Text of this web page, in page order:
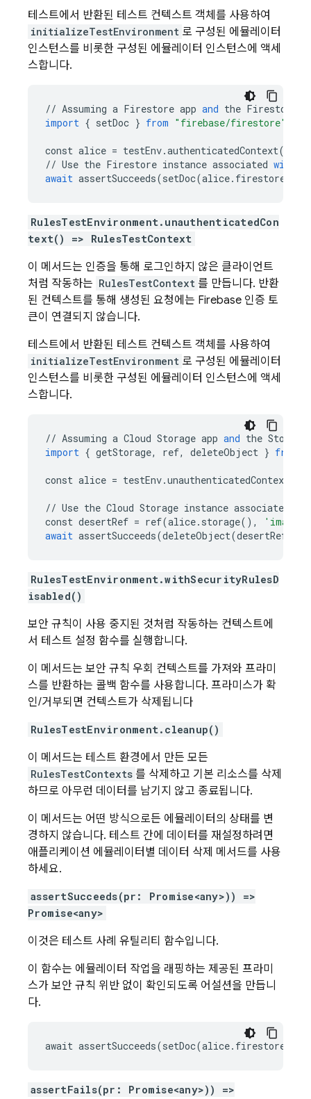
테스트에서 반환된 테스트 컨텍스트 객체를 사용하여
initializeTestEnvironment 로 구성된 에뮬레이터
인스턴스를 비롯한 구성된 에뮬레이터 인스턴스에 액세
스합니다.
// Assuming a Firestore app and the Firestore
import { setDoc } from "firebase/firestore"
const alice = testEnv.authenticatedContext(
// Use the Firestore instance associated with
await assertSucceeds(setDoc(alice. firestore
RulesTestEnvironment.unauthenticatedCon
text() => RulesTestContext
이 메서드는 인증을 통해 로그인하지 않은 클라이언트
처럼 작동하는 RulesTestContext 를 만듭니다. 반환
된 컨텍스트를 통해 생성된 요청에는 Firebase 인증 토
큰이 연결되지 않습니다.
테스트에서 반환된 테스트 컨텍스트 객체를 사용하여
initializeTestEnvironment 로 구성된 에뮬레이터
인스턴스를 비롯한 구성된 에뮬레이터 인스턴스에 액세
스합니다.
// Assuming a Cloud Storage app and the Storage
import { getStorage, ref, deleteObject } from
const alice = testEnv.unauthenticatedContext
// Use the Cloud Storage instance associated
const desertRef = ref(alice. storage(),
await assertSucceeds(deleteObject(desertRef
RulesTestEnvironment.withSecurityRulesD
isabled()
보안 규칙이 사용 중지된 것처럼 작동하는 컨텍스트에
서 테스트 설정 함수를 실행합니다.
이 메서드는 보안 규칙 우회 컨텍스트를 가져와 프라미
스를 반환하는 콜백 함수를 사용합니다. 프라미스가 확
인/거부되면 컨텍스트가 삭제됩니다
RulesTestEnvironment.cleanup()
이 메서드는 테스트 환경에서 만든 모든
RulesTestContexts 를 삭제하고 기본 리소스를 삭제
하므로 아무런 데이터를 남기지 않고 종료됩니다.
이 메서드는 어떤 방식으로든 에뮬레이터의 상태를 변
경하지 않습니다. 테스트 간에 데이터를 재설정하려면
애플리케이션 에뮬레이터별 데이터 삭제 메서드를 사용
하세요.
assertSucceeds(pr: Promise<any>)) =>
Promise<any>
이것은 테스트 사례 유틸리티 함수입니다.
이 함수는 에뮬레이터 작업을 래핑하는 제공된 프라미
스가 보안 규칙 위반 없이 확인되도록 어설션을 만듭니
다.
await
assertFails(pr: Promise<any>)) =>